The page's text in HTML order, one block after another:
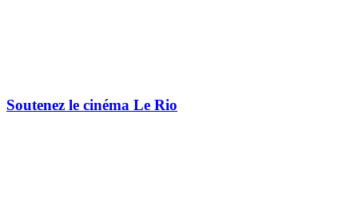
Soutenez le cinéma Le Rio